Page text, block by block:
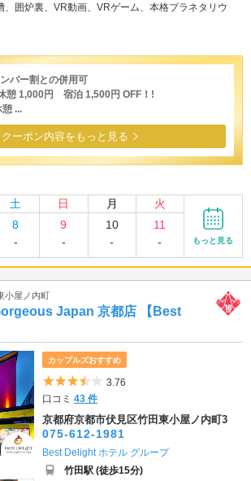
、囲炉裏、VR動画、VRゲーム、本格プラネタリウ
バー割との併用可
1,000円 宿泊 1,500円 OFF！!
...
クーポン内容をもっと見る
土 日 月 火
8
-
9
-
10
-
11
-
もっと見る
屋ノ内町
Japan 京都店 【Best
カップルズおすすめ
5つ星のうち3.5
3.76
口コミ43 件
京都府京都市伏見区竹田東小屋ノ内町3
075-612-1981
Best Delight ホテル グループ
竹田駅 (徒歩15分)